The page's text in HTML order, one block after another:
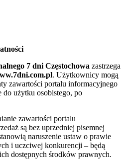
7 dni Częstochowa zastrzega
. Użytkownicy mogą
zawartości portalu informacyjnego
do użytku osobistego, po
zawartości portalu
są bez uprzedniej pisemnej
naruszenie ustaw o prawie
i uczciwej konkurencji – będą
dostępnych środków prawnych.